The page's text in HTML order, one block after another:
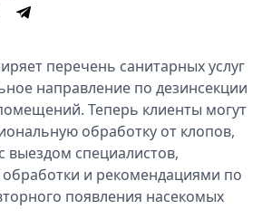
перечень санитарных услуг
направление по дезинсекции
Теперь клиенты могут
обработку от клопов,
выездом специалистов,
и рекомендациями по
появления насекомых